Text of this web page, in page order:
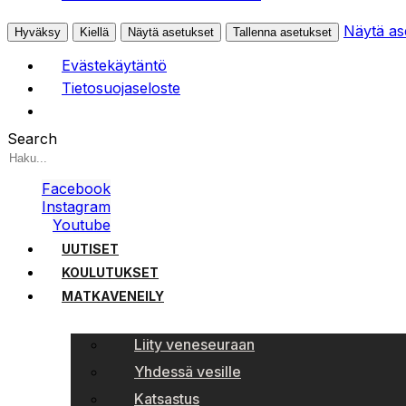
Hyväksy Kiellä Näytä asetukset Tallenna asetukset
Näytä
Evästekäytäntö
Tietosuojaseloste
Search
Facebook
Instagram
Youtube
UUTISET
KOULUTUKSET
MATKAVENEILY
Liity veneseuraan
Yhdessä vesille
Katsastus